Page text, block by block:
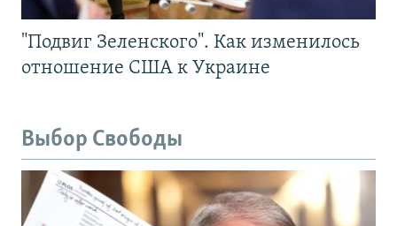
"Подвиг Зеленского". Как изменилось
отношение США к Украине
Выбор Свободы